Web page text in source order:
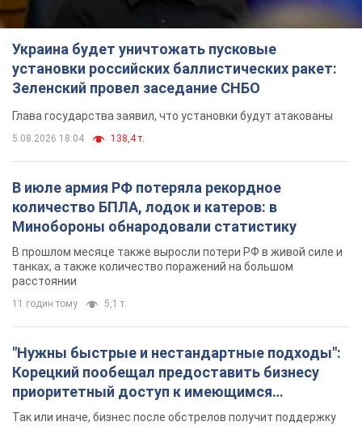
Украина будет уничтожать пусковые
установки российских баллистических ракет:
Зеленский провел заседание СНБО
Глава государства заявил, что установки будут атакованы
5.08.2026 18:04 138,4 т.
В июле армия РФ потеряла рекордное
количество БПЛА, лодок и катеров: в
Минобороны обнародовали статистику
В прошлом месяце также выросли потери РФ в живой силе и
танках, а также количество поражений на большом
расстоянии
11 годин тому 5,1 т.
"Нужны быстрые и нестандартные подходы":
Корецкий пообещал предоставить бизнесу
приоритетный доступ к имеющимся
складским помещениям
Так или иначе, бизнес после обстрелов получит поддержку